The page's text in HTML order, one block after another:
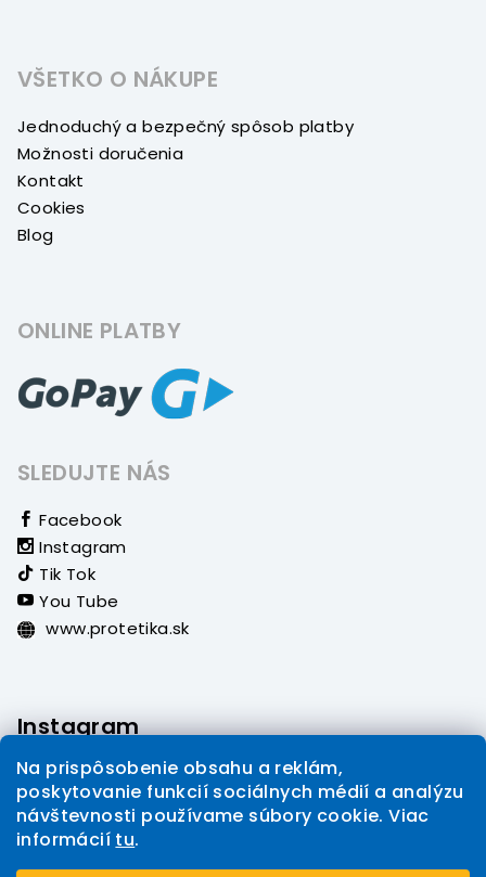
Na prispôsobenie obsahu a reklám,
poskytovanie funkcií sociálnych médií a analýzu
návštevnosti používame súbory cookie. Viac
informácií tu.
VŠETKO O NÁKUPE
Jednoduchý a bezpečný spôsob platby
Možnosti doručenia
Kontakt
Cookies
Blog
ONLINE PLATBY
SLEDUJTE NÁS
Facebook
Instagram
Tik Tok
You Tube
www.protetika.sk
Instagram